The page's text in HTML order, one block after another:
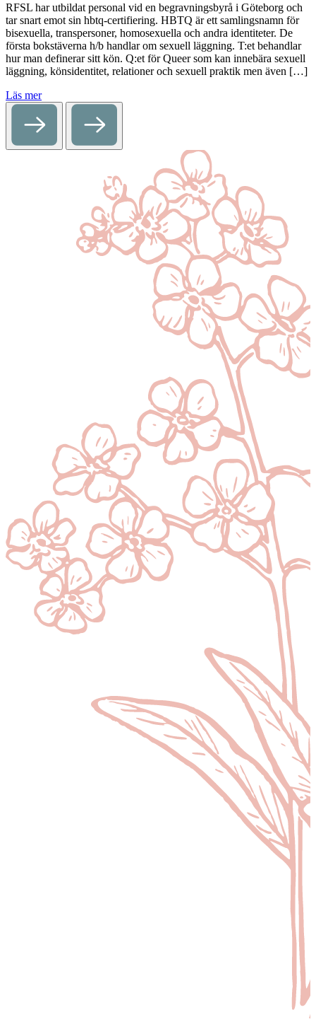
RFSL har utbildat personal vid en begravningsbyrå i Göteborg och
tar snart emot sin hbtq-certifiering. HBTQ är ett samlingsnamn för
bisexuella, transpersoner, homosexuella och andra identiteter. De
första bokstäverna h/b handlar om sexuell läggning. T:et behandlar
hur man definerar sitt kön. Q:et för Queer som kan innebära sexuell
läggning, könsidentitet, relationer och sexuell praktik men även […]
Läs mer